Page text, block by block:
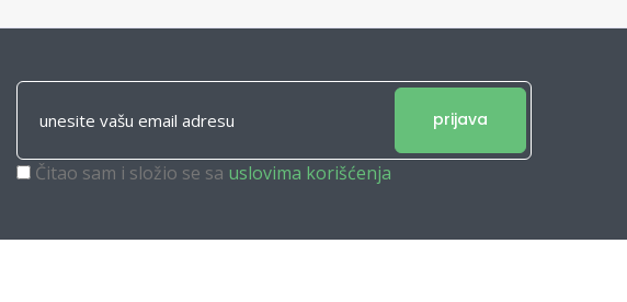
prijava
Čitao sam i složio se sa uslovima korišćenja